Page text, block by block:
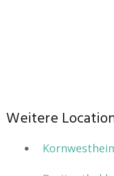
Weitere